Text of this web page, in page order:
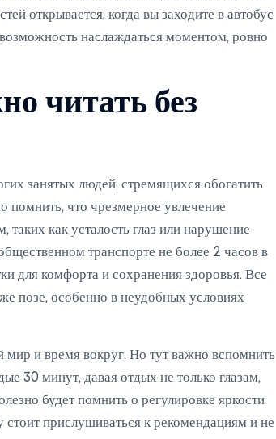
открывается, когда вы заходите в автобус
наслаждаться моментом, ровно
читать без
занятых людей, стремящихся обогатить
помнить, что чрезмерное увлечение
как усталость глаз или нарушение
транспорте не более 2 часов в
для комфорта и сохранения здоровья. Все
позе, особенно в неудобных условиях
и время вокруг. Но тут важно вспомнить
30 минут, давая отдых не только глазам,
будет помнить о регулировке яркости
прислушиваться к рекомендациям и не